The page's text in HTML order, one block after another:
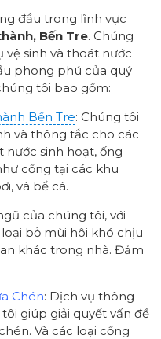
đầu trong lĩnh vực
Bến Tre. Chúng
sinh và thoát nước
phong phú của quý
tôi bao gồm:
Bến Tre: Chúng tôi
và thông tắc cho các
nước sinh hoạt, ống
cống tại các khu
và bể cá.
của chúng tôi, với
bỏ mùi hôi khó chịu
khác trong nhà. Đảm
Chén: Dịch vụ thông
giúp giải quyết vấn đề
Và các loại cống